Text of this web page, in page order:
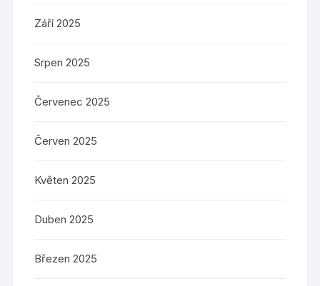
Září 2025
Srpen 2025
Červenec 2025
Červen 2025
Květen 2025
Duben 2025
Březen 2025